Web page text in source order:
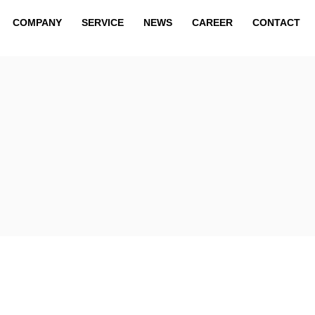
COMPANY SERVICE NEWS CAREER CONTACT
COMPANY SERVICE NEWS CAREER CONTACT